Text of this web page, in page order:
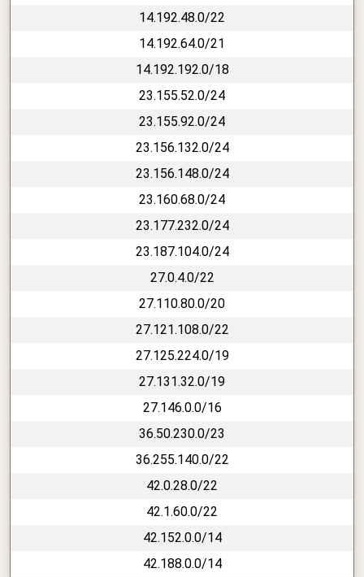
14.192.48.0/22
14.192.64.0/21
14.192.192.0/18
23.155.52.0/24
23.155.92.0/24
23.156.132.0/24
23.156.148.0/24
23.160.68.0/24
23.177.232.0/24
23.187.104.0/24
27.0.4.0/22
27.110.80.0/20
27.121.108.0/22
27.125.224.0/19
27.131.32.0/19
27.146.0.0/16
36.50.230.0/23
36.255.140.0/22
42.0.28.0/22
42.1.60.0/22
42.152.0.0/14
42.188.0.0/14